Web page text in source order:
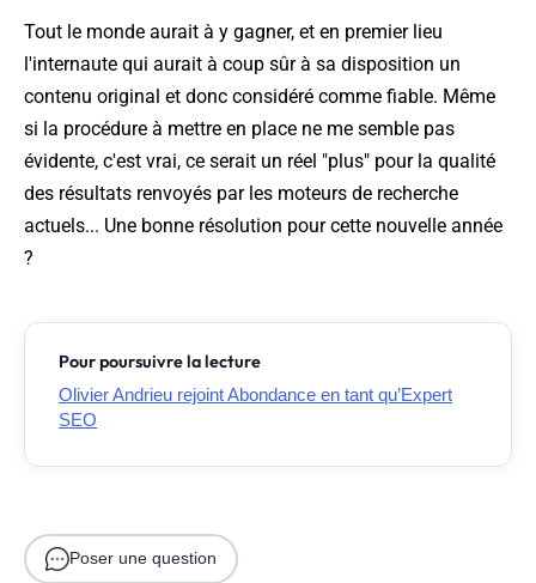
Tout le monde aurait à y gagner, et en premier lieu
l'internaute qui aurait à coup sûr à sa disposition un
contenu original et donc considéré comme fiable. Même
si la procédure à mettre en place ne me semble pas
évidente, c'est vrai, ce serait un réel "plus" pour la qualité
des résultats renvoyés par les moteurs de recherche
actuels... Une bonne résolution pour cette nouvelle année
?
Pour poursuivre la lecture
Olivier Andrieu rejoint Abondance en tant qu’Expert
SEO
Poser une question